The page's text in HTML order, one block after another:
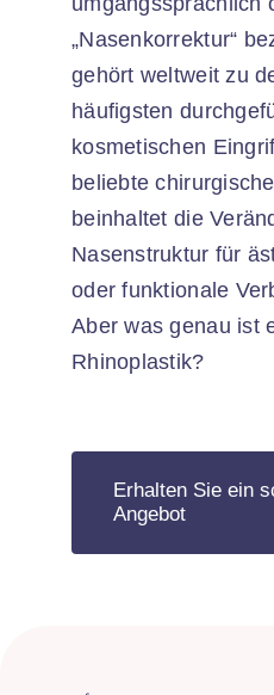
„Nasenkorrektur“
gehört weltweit zu
häufigsten
kosmetischen
beliebte
beinhaltet die
Nasenstruktur für
oder funktionale
Aber was genau ist
Rhinoplastik?
Erhalten Sie ein
Angebot